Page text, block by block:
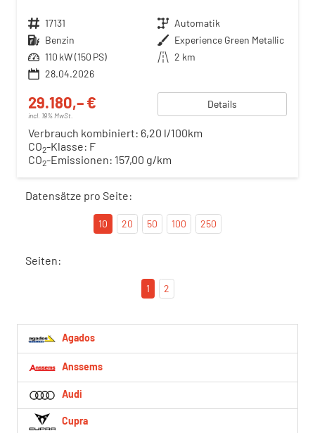
Fahrzeugnr. 17131 Getriebe Automatik
Kraftstoff Benzin Außenfarbe Experience Green Metallic
Leistung 110 kW (150 PS) Kilometerstand 2 km
28.04.2026
29.180,– €
incl. 19% MwSt.
Details
Verbrauch kombiniert: 6,20 l/100km
CO2-Klasse: F
CO2-Emissionen: 157,00 g/km
Datensätze pro Seite:
10 20 50 100 250
Seiten:
1 2
Agados
Anssems
Audi
Cupra